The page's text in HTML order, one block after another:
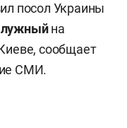
посол Украины
на
сообщает
СМИ.